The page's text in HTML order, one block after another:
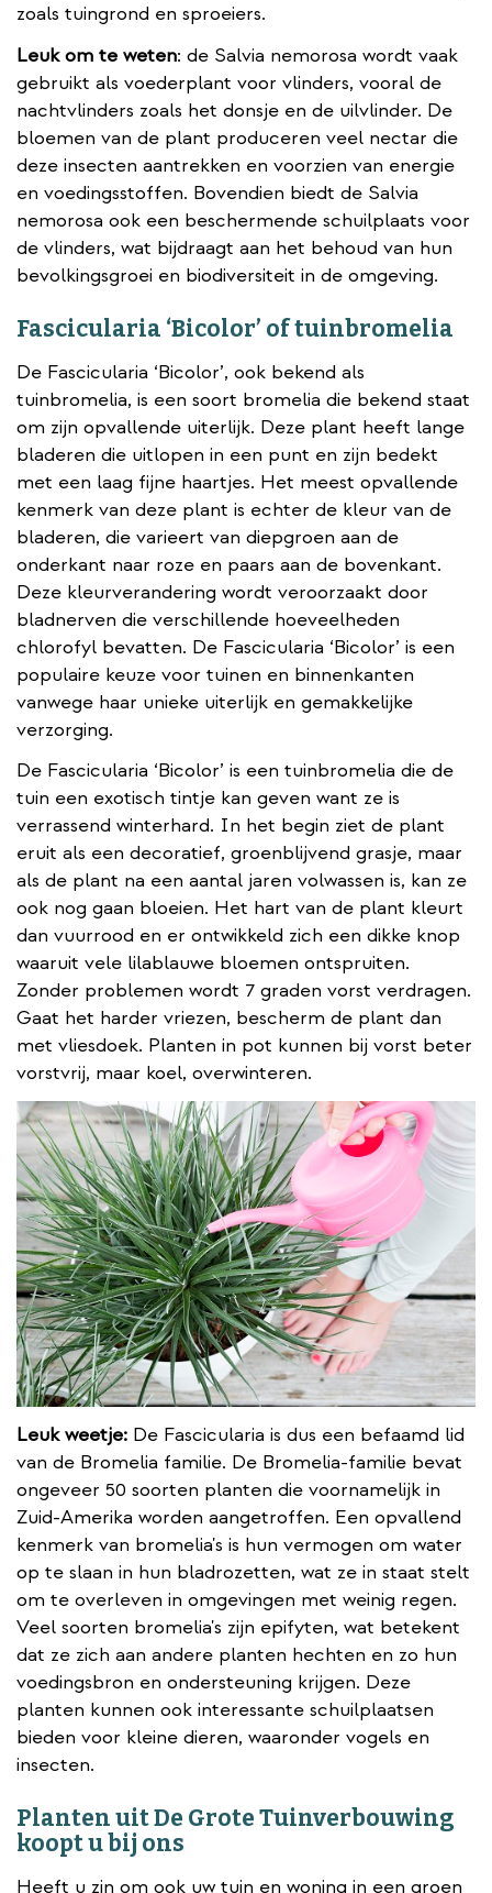
zoals tuingrond en sproeiers.
Leuk om te weten: de Salvia nemorosa wordt vaak
gebruikt als voederplant voor vlinders, vooral de
nachtvlinders zoals het donsje en de uilvlinder. De
bloemen van de plant produceren veel nectar die
deze insecten aantrekken en voorzien van energie
en voedingsstoffen. Bovendien biedt de Salvia
nemorosa ook een beschermende schuilplaats voor
de vlinders, wat bijdraagt aan het behoud van hun
bevolkingsgroei en biodiversiteit in de omgeving.
Fascicularia ‘Bicolor’ of tuinbromelia
De Fascicularia ‘Bicolor’, ook bekend als
tuinbromelia, is een soort bromelia die bekend staat
om zijn opvallende uiterlijk. Deze plant heeft lange
bladeren die uitlopen in een punt en zijn bedekt
met een laag fijne haartjes. Het meest opvallende
kenmerk van deze plant is echter de kleur van de
bladeren, die varieert van diepgroen aan de
onderkant naar roze en paars aan de bovenkant.
Deze kleurverandering wordt veroorzaakt door
bladnerven die verschillende hoeveelheden
chlorofyl bevatten. De Fascicularia ‘Bicolor’ is een
populaire keuze voor tuinen en binnenkanten
vanwege haar unieke uiterlijk en gemakkelijke
verzorging.
De Fascicularia ‘Bicolor’ is een tuinbromelia die de
tuin een exotisch tintje kan geven want ze is
verrassend winterhard. In het begin ziet de plant
eruit als een decoratief, groenblijvend grasje, maar
als de plant na een aantal jaren volwassen is, kan ze
ook nog gaan bloeien. Het hart van de plant kleurt
dan vuurrood en er ontwikkeld zich een dikke knop
waaruit vele lilablauwe bloemen ontspruiten.
Zonder problemen wordt 7 graden vorst verdragen.
Gaat het harder vriezen, bescherm de plant dan
met vliesdoek. Planten in pot kunnen bij vorst beter
vorstvrij, maar koel, overwinteren.
Leuk weetje: De Fascicularia is dus een befaamd lid
van de Bromelia familie. De Bromelia-familie bevat
ongeveer 50 soorten planten die voornamelijk in
Zuid-Amerika worden aangetroffen. Een opvallend
kenmerk van bromelia's is hun vermogen om water
op te slaan in hun bladrozetten, wat ze in staat stelt
om te overleven in omgevingen met weinig regen.
Veel soorten bromelia's zijn epifyten, wat betekent
dat ze zich aan andere planten hechten en zo hun
voedingsbron en ondersteuning krijgen. Deze
planten kunnen ook interessante schuilplaatsen
bieden voor kleine dieren, waaronder vogels en
insecten.
Planten uit De Grote Tuinverbouwing
koopt u bij ons
Heeft u zin om ook uw tuin en woning in een groen